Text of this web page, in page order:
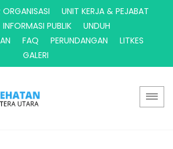
ORGANISASI
UNIT KERJA & PEJABAT
INFORMASI PUBLIK
UNDUH
FAQ PERUNDANGAN
LITKES
GALERI